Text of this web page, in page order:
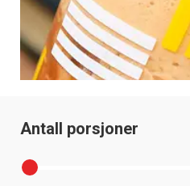
Antall porsjoner